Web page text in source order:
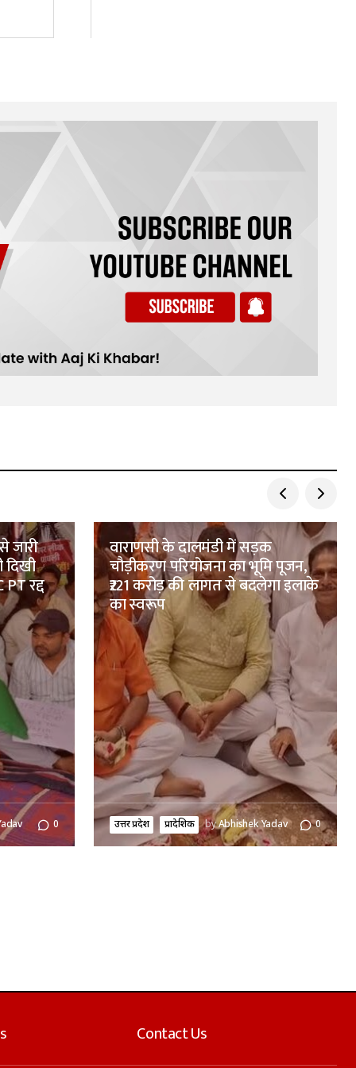
जारी
रद्द
0
वाराणसी के दालमंडी में सड़क
चौड़ीकरण परियोजना का भूमि पूजन,
₹221 करोड़ की लागत से बदलेगा इलाके
का स्वरूप
उत्तर प्रदेश प्रादेशिक byAbhishek Yadav 0
Contact Us